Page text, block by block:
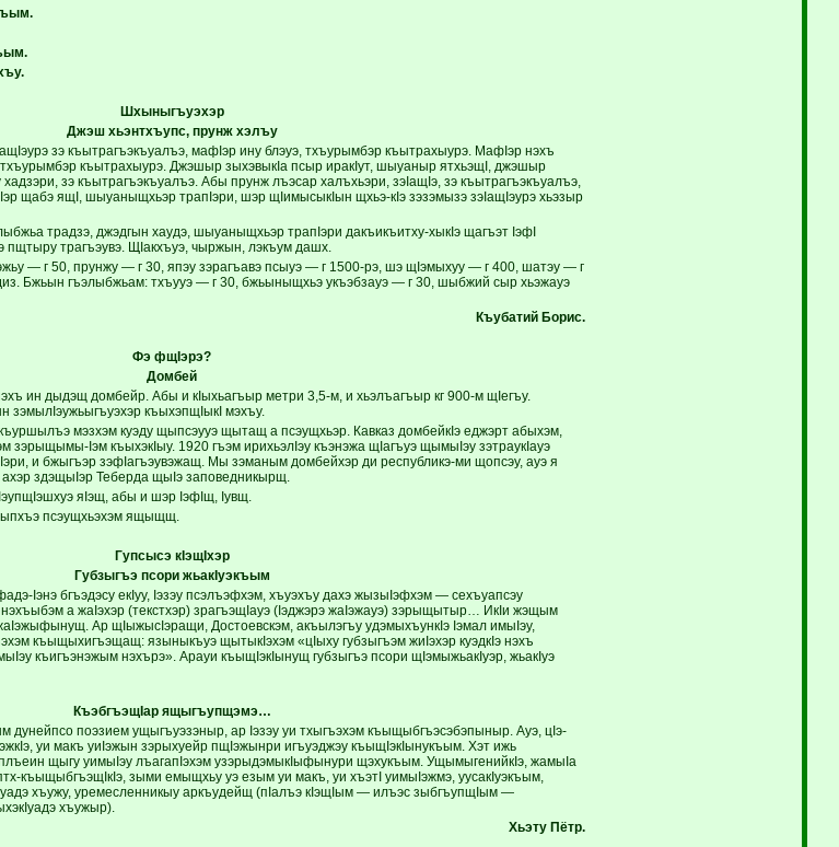
Шхыныгъуэхэр
Джэш хьэнтхъупс, прунж хэлъу
зэ къытрагъэкъуалъэ, мафIэр ину блэуэ, тхъурымбэр къытрахыурэ. МафIэр нэхъ
къытрахыурэ. Джэшыр зыхэвыкIа псыр иракIут, шыуаныр ятхьэщI, джэшыр
зэ къытрагъэкъуалъэ. Абы прунж лъэсар халъхьэри, зэIащIэ, зэ къытрагъэкъуалъэ,
щабэ ящI, шыуаныщхьэр трапIэри, шэр щIимысыкIын щхьэ-кIэ зэзэмызэ зэIащIэурэ хьэзыр
традзэ, джэдгын хаудэ, шыуаныщхьэр трапIэри дакъикъитху-хыкIэ щагъэт IэфI
пщтыру трагъэувэ. ЩIакхъуэ, чыржын, лэкъум дашх.
— г 50, прунжу — г 30, япэу зэрагъавэ псыуэ — г 1500-рэ, шэ щIэмыхуу — г 400, шатэу — г
Бжьын гъэлыбжьам: тхъууэ — г 30, бжьыныщхьэ укъэбзауэ — г 30, шыбжий сыр хьэжауэ
Къубатий Борис.
Фэ фщIэрэ?
Домбей
ин дыдэщ домбейр. Абы и кIыхьагъыр метри 3,5-м, и хьэлъагъыр кг 900-м щIегъу.
къыхэпщIыкI мэхъу.
мэзхэм куэду щыпсэууэ щытащ а псэущхьэр. Кавказ домбейкIэ еджэрт абыхэм,
зэрыщымы-Iэм къыхэкIыу. 1920 гъэм ирихьэлIэу къэнэжа щIагъуэ щымыIэу зэтраукIауэ
и бжыгъэр зэфIагъэувэжащ. Мы зэманым домбейхэр ди республикэ-ми щопсэу, ауэ я
здэщыIэр Теберда щыIэ заповедникырщ.
яIэщ, абы и шэр IэфIщ, Iувщ.
псэущхьэхэм ящыщщ.
Гупсысэ кIэщIхэр
Губзыгъэ псори жьакIуэкъым
Iэнэ бгъэдэсу екIуу, Iэзэу псэлъэфхэм, хъуэхъу дахэ жызыIэфхэм — сехъуапсэу
а жаIэхэр (текстхэр) зрагъэщIауэ (Iэджэрэ жаIэжауэ) зэрыщытыр… ИкIи жэщым
Ар щIыжысIэращи, Достоевскэм, акъылэгъу удэмыхъункIэ Iэмал имыIэу,
къыщыхигъэщащ: языныкъуэ щытыкIэхэм «цIыху губзыгъэм жиIэхэр куэдкIэ нэхъ
къигъэнэжым нэхърэ». Арауи къыщIэкIынущ губзыгъэ псори щIэмыжьакIуэр, жьакIуэ
КъэбгъэщIар ящыгъупщэмэ…
дунейпсо поэзием ущыгъуэзэныр, ар Iэзэу уи тхыгъэхэм къыщыбгъэсэбэпыныр. Ауэ, цIэ-
уи макъ уиIэжын зэрыхуейр пщIэжынри игъуэджэу къыщIэкIынукъым. Хэт ижь
щыгу уимыIэу лъагапIэхэм узэрыдэмыкIыфынури щэхукъым. УщымыгенийкIэ, жамыIа
къыщыбгъэщIкIэ, зыми емыщхьу уэ езым уи макъ, уи хъэтI уимыIэжмэ, уусакIуэкъым,
хъужу, уремесленникыу аркъудейщ (пIалъэ кIэщIым — илъэс зыбгъупщIым —
хъужыр).
Хьэту Пётр.